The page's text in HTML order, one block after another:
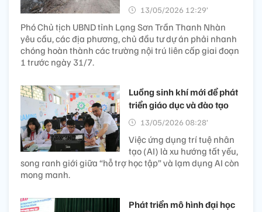
13/05/2026 12:29’
Phó Chủ tịch UBND tỉnh Lạng Sơn Trần Thanh Nhàn
yêu cầu, các địa phương, chủ đầu tư dự án phải nhanh
chóng hoàn thành các trường nội trú liên cấp giai đoạn
1 trước ngày 31/7.
Luồng sinh khí mới để phát
triển giáo dục và đào tạo
13/05/2026 08:28’
Việc ứng dụng trí tuệ nhân
tạo (AI) là xu hướng tất yếu,
song ranh giới giữa “hỗ trợ học tập” và lạm dụng AI còn
mong manh.
Phát triển mô hình đại học